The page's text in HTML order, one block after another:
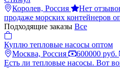
Королев, Россия
Нет
продаже морских контейнеров
Подходящие заказы Все
Куплю тепловые насосы оптом
Москва, Россия
600000 руб.
Есть ли тепловые насосы. Вот